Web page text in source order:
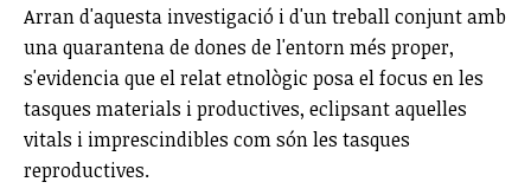
Arran d'aquesta investigació i d'un treball conjunt amb
una quarantena de dones de l'entorn més proper,
s'evidencia que el relat etnològic posa el focus en les
tasques materials i productives, eclipsant aquelles
vitals i imprescindibles com són les tasques
reproductives.